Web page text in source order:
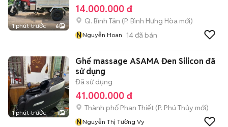
1 phút trước 6
14.000.000 đ
Q. Bình Tân (P. Bình Hưng Hòa mới)
NNguyễn Hoan 14đã bán
1 phút trước 1
Ghế massage ASAMA Đen Silicon đã
sử dụng
Đã sử dụng
41.000.000 đ
Thành phố Phan Thiết (P. Phú Thủy mới)
NNguyễn Thị Tường Vy